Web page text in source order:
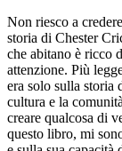
Non riesco a
storia di Chester
che abitano è ricco
attenzione. Più
era solo sulla storia
cultura e la
creare qualcosa di
questo libro, mi